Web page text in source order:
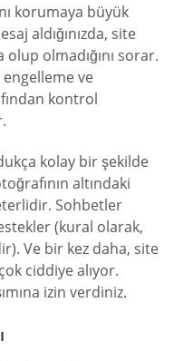
korumaya büyük
aldığınızda, site
olmadığını sorar.
engelleme ve
kontrol
kolay bir şekilde
altındaki
Sohbetler
(kural olarak,
Ve bir kez daha, site
ciddiye alıyor.
izin verdiniz.